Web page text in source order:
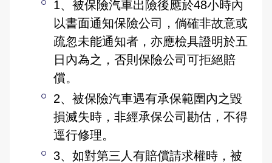
1、被保險汽車出險後應於48小時內
以書面通知保險公司，倘確非故意或
疏忽未能通知者，亦應檢具證明於五
日內為之，否則保險公司可拒絕賠
償。
2、被保險汽車遇有承保範圍內之毀
損滅失時，非經承保公司勘估，不得
逕行修理。
3、如對第三人有賠償請求權時，被